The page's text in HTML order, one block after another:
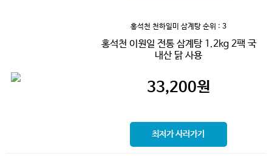
홍석천 천하일미 삼계탕 순위 : 3
홍석천 이원일 전통 삼계탕 1.2kg 2팩 국
내산 닭 사용
33,200원
최저가 사러가기